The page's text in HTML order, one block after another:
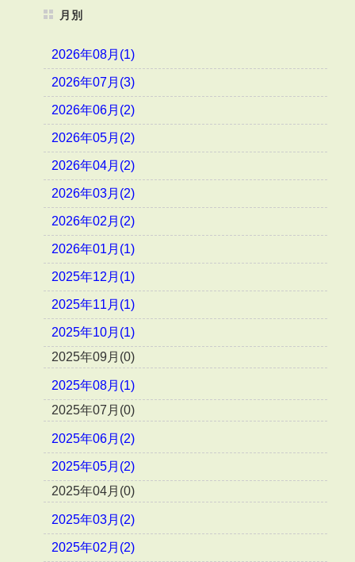
月別
2026年08月(1)
2026年07月(3)
2026年06月(2)
2026年05月(2)
2026年04月(2)
2026年03月(2)
2026年02月(2)
2026年01月(1)
2025年12月(1)
2025年11月(1)
2025年10月(1)
2025年09月(0)
2025年08月(1)
2025年07月(0)
2025年06月(2)
2025年05月(2)
2025年04月(0)
2025年03月(2)
2025年02月(2)